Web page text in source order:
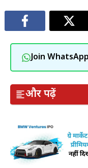
Join WhatsApp
और पढ़ें